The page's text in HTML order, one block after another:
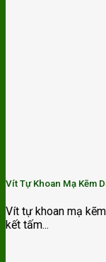
Vít Tự Khoan Mạ Kẽm
Vít tự khoan mạ
kết tấm...